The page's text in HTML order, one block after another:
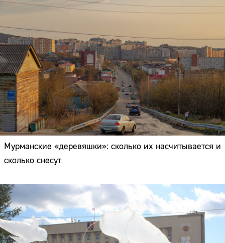
Мурманские «деревяшки»: сколько их насчитывается и
сколько снесут